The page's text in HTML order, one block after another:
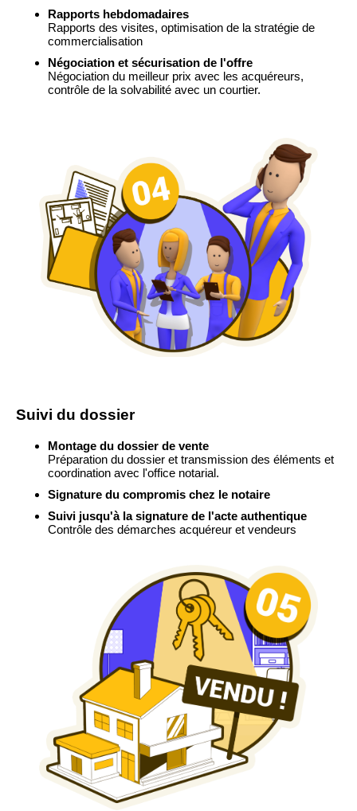
Rapports hebdomadaires
Rapports des visites, optimisation de la stratégie de
commercialisation
Négociation et sécurisation de l'offre
Négociation du meilleur prix avec les acquéreurs,
contrôle de la solvabilité avec un courtier.
Suivi du dossier
Montage du dossier de vente
Préparation du dossier et transmission des éléments et
coordination avec l'office notarial.
Signature du compromis chez le notaire
Suivi jusqu'à la signature de l'acte authentique
Contrôle des démarches acquéreur et vendeurs